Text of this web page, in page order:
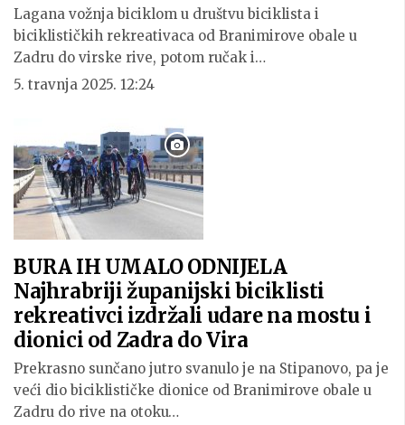
Lagana vožnja biciklom u društvu biciklista i
biciklističkih rekreativaca od Branimirove obale u
Zadru do virske rive, potom ručak i…
5. travnja 2025. 12:24
BURA IH UMALO ODNIJELA
Najhrabriji županijski biciklisti
rekreativci izdržali udare na mostu i
dionici od Zadra do Vira
Prekrasno sunčano jutro svanulo je na Stipanovo, pa je
veći dio biciklističke dionice od Branimirove obale u
Zadru do rive na otoku…